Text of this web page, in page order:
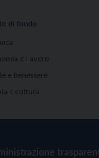
di fondo
e Lavoro
e benessere
e cultura